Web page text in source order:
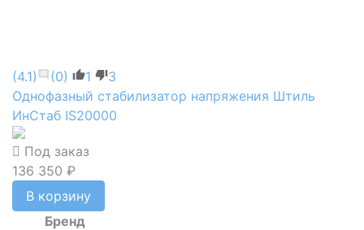
(4.1) (0) 1
3
Однофазный стабилизатор напряжения Штиль
ИнСтаб IS20000
Под заказ
136 350 ₽
В корзину
Бренд